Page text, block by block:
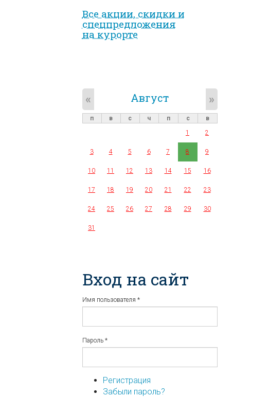
Все акции, скидки и
спец­предложе­ния
на курорте
Август
« »
п в с ч п с
в
1
2
3 4 5 6 7 8 9
10 11 12 13 14 15 16
17 18 19 20 21 22 23
24 25 26 27 28 29 30
31
Вход на сайт
Имя пользователя *
Пароль *
Регистрация
Забыли пароль?